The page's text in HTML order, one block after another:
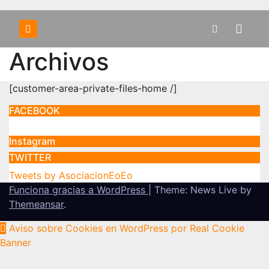
Archivos
[customer-area-private-files-home /]
FACEBOOK
Instagram
TWITTER
Tweets by AsociacionEoEo
Funciona gracias a WordPress
Theme: News Live by
Themeansar.
Aviso sobre Cookies en WordPress por Real Cookie
Banner